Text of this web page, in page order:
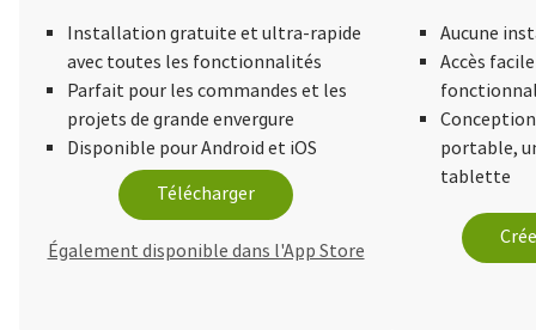
Installation gratuite et ultra-rapide
avec toutes les fonctionnalités
Parfait pour les commandes et les
projets de grande envergure
Disponible pour Android et iOS
Télécharger
Également disponible dans l'App Store
Aucune
Accès
portable,
tablette